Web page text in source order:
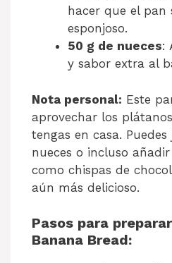
hacer que el pan
esponjoso.
50 g de nueces:
y sabor extra al
Nota personal: Este
aprovechar los
tengas en casa.
nueces o incluso
como chispas de
aún más delicioso.
Pasos para
Banana Bread: